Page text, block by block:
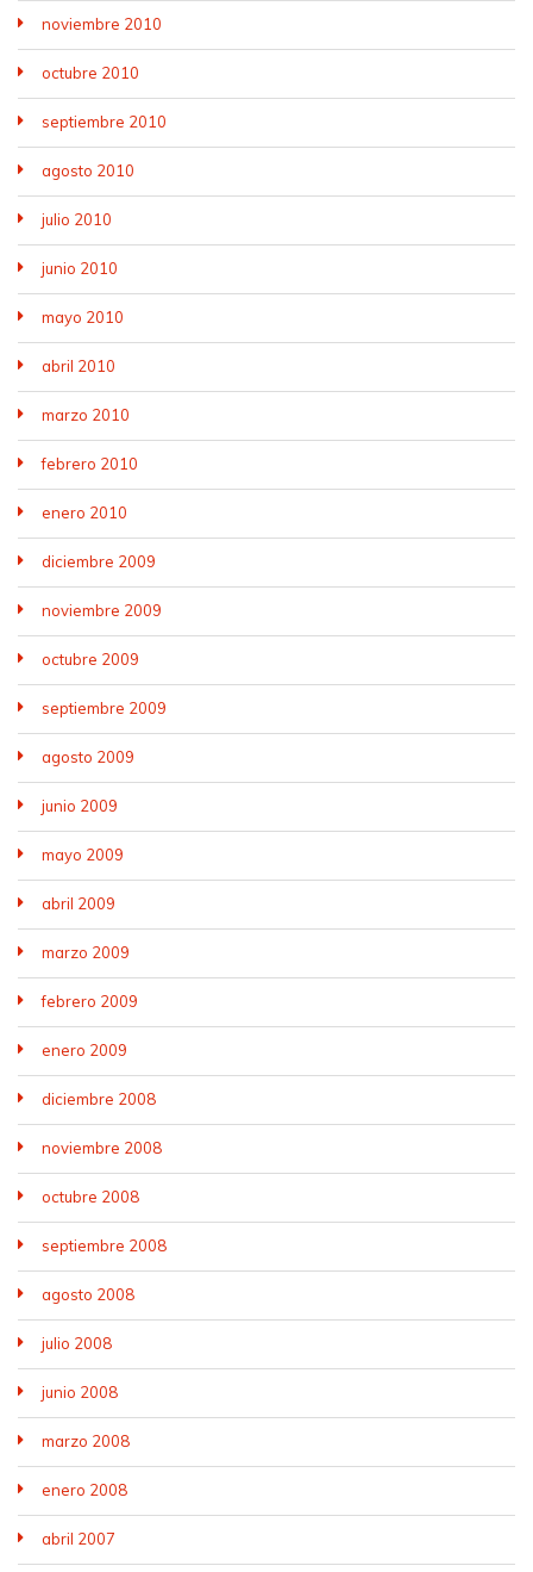
noviembre 2010
octubre 2010
septiembre 2010
agosto 2010
julio 2010
junio 2010
mayo 2010
abril 2010
marzo 2010
febrero 2010
enero 2010
diciembre 2009
noviembre 2009
octubre 2009
septiembre 2009
agosto 2009
junio 2009
mayo 2009
abril 2009
marzo 2009
febrero 2009
enero 2009
diciembre 2008
noviembre 2008
octubre 2008
septiembre 2008
agosto 2008
julio 2008
junio 2008
marzo 2008
enero 2008
abril 2007